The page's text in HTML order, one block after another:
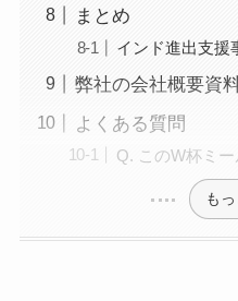
まとめ
インド進出支援
弊社の会社概要資
よくある質問
Q. このW杯ミ
も